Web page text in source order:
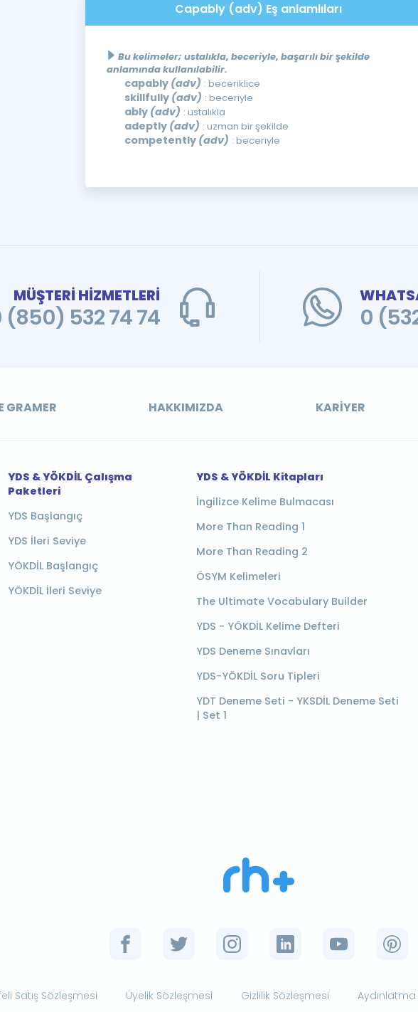
Capably (adv) Eş anlamlıları
Bu kelimeler; ustalıkla, beceriyle, başarılı bir şekilde
anlamında kullanılabilir.
capably (adv) : beceriklice
skillfully (adv) : beceriyle
ably (adv) : ustalıkla
adeptly (adv) : uzman bir şekilde
competently (adv) : beceriyle
MÜŞTERİ HİZMETLERİ
(850) 532 74 74 0
GRAMER HAKKIMIZDA KARIYER
YDS & YÖKDİL Çalışma
Paketleri
YDS Başlangıç
YDS İleri Seviye
YÖKDİL Başlangıç
YÖKDİL İleri Seviye
YDS & YÖKDİL Kitapları
İngilizce Kelime Bulmacası
More Than Reading 1
More Than Reading 2
ÖSYM Kelimeleri
The Ultimate Vocabulary Builder
YDS - YÖKDİL Kelime Defteri
YDS Deneme Sınavları
YDS-YÖKDİL Soru Tipleri
YDT Deneme Seti - YKSDİL Deneme Seti
| Set 1
Satış Sözleşmesi Üyelik Sözleşmesi Gizlilik Sözleşmesi